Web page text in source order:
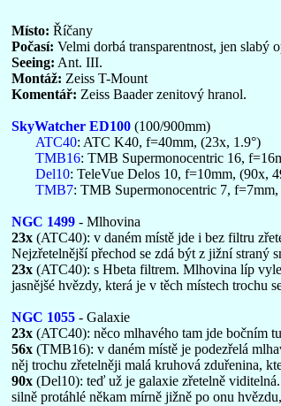
Místo: Říčany
Počasí: Velmi dorbá transparentnost, jen slabý
Seeing: Ant. III.
Montáž: Zeiss T-Mount
Komentář: Zeiss Baader zenitový hranol.
SkyWatcher ED100 (100/900mm)
ATC40: ATC K40, f=40mm, (23x, 1.9°)
TMB16: TMB Supermonocentric 16,
Del10: TeleVue Delos 10, f=10mm, (90x,
TMB7: TMB Supermonocentric 7,
NGC 1499 - Mlhovina
23x (ATC40): v daném místě jde i bez filtru
Nejzřetelnější přechod se zdá být z jižní straný
23x (ATC40): s Hbeta filtrem. Mlhovina líp
jasnějšé hvězdy, která je v těch místech trochu
NGC 1055 - Galaxie
23x (ATC40): něco mlhavého tam jde bočním
56x (TMB16): v daném místě je podezřelá
něj trochu zřetelněji malá kruhová zduřenina,
90x (Del10): teď už je galaxie zřetelně
silně protáhlé někam mírně jižně po onu